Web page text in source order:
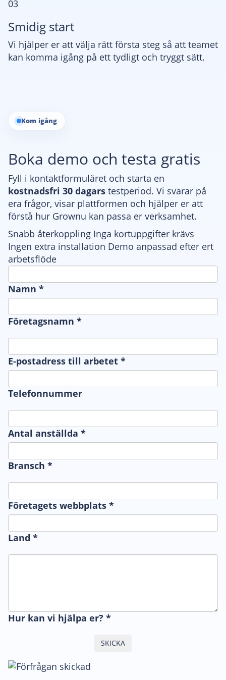
03
Smidig start
Vi hjälper er att välja rätt första steg så att teamet
kan komma igång på ett tydligt och tryggt sätt.
Kom igång
Boka demo och testa gratis
Fyll i kontaktformuläret och starta en
kostnadsfri 30 dagars testperiod. Vi svarar på
era frågor, visar plattformen och hjälper er att
förstå hur Grownu kan passa er verksamhet.
Snabb återkoppling Inga kortuppgifter krävs
Ingen extra installation Demo anpassad efter ert
arbetsflöde
Namn *
Företagsnamn *
E-postadress till arbetet *
Telefonnummer
Antal anställda *
Bransch *
Företagets webbplats *
Land *
Hur kan vi hjälpa er? *
SKICKA